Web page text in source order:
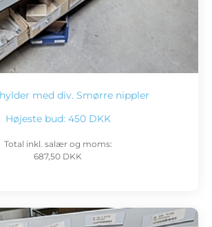
med div. Smørre nippler
Højeste bud: 450 DKK
Total inkl. salær og moms:
687,50 DKK